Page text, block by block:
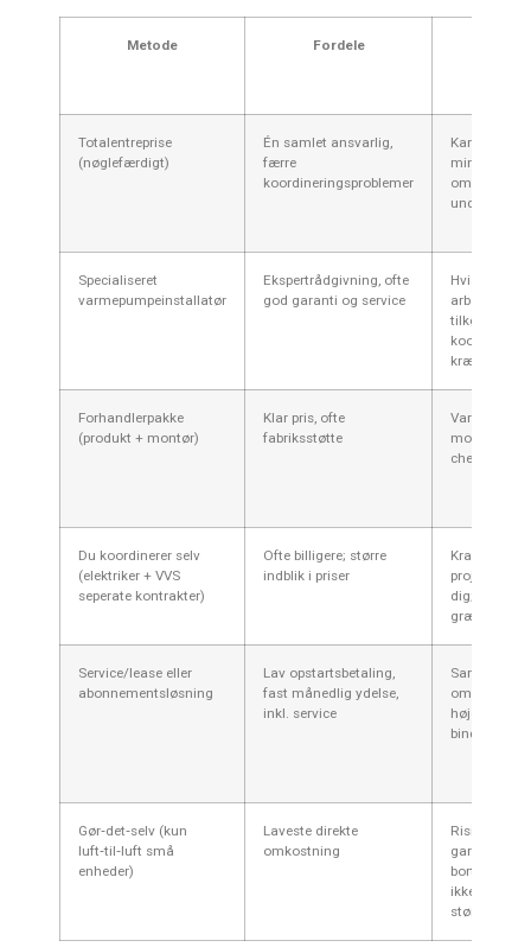
Metode Fordele
Totalentreprise
(nøglefærdigt)
Én samlet ansvarlig,
færre
koordineringsproblemer
Kan være
mindre
om
Specialiseret
varmepumpeinstallatør
Ekspertrådgivning, ofte
god garanti og service
Hvis el-/VVS-
arbejde skal
tilkøbes, kan
koordinering
kræves
Forhandlerpakke
(produkt + montør)
Klar pris, ofte
fabriksstøtte
Variation i
check
Du koordinerer selv
(elektriker + VVS
seperate kontrakter)
Ofte billigere; større
indblik i priser
Krav om
dig; risiko
Service/lease eller
abonnementsløsning
Lav opstartsbetaling,
fast månedlig ydelse,
inkl. service
Samlede
højere over
binding
Gør‑det‑selv (kun
luft‑til‑luft små
enheder)
Laveste direkte
omkostning
Risiko for
garantier
bortfalder
ikke lovligt
større